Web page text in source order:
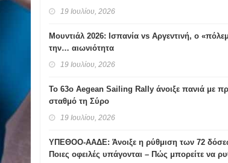
19 Ιουλίου, 2026
Μουντιάλ 2026: Ισπανία vs Αργεντινή, ο
την… αιωνιότητα
19 Ιουλίου, 2026
Το 63ο Aegean Sailing Rally άνοιξε πανιά με
σταθμό τη Σύρο
19 Ιουλίου, 2026
ΥΠΕΘΟΟ-ΑΑΔΕ: Άνοιξε η ρύθμιση των 72
Ποιες οφειλές υπάγονται – Πώς μπορείτε να